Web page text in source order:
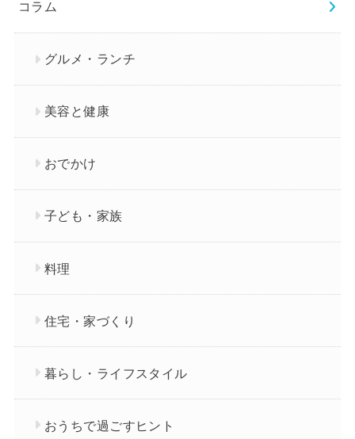
コラム
グルメ・ランチ
美容と健康
おでかけ
子ども・家族
料理
住宅・家づくり
暮らし・ライフスタイル
おうちで過ごすヒント